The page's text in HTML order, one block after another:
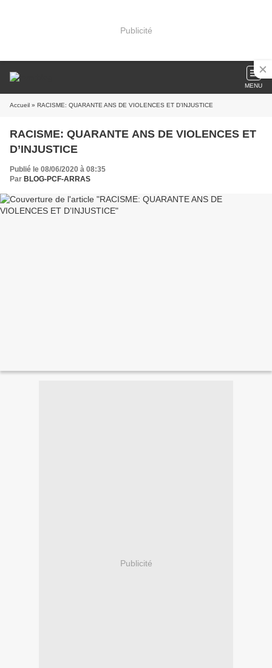
Publicité
MENU
Accueil » RACISME: QUARANTE ANS DE VIOLENCES ET D’INJUSTICE
RACISME: QUARANTE ANS DE VIOLENCES ET
D’INJUSTICE
Publié le 08/06/2020 à 08:35
Par BLOG-PCF-ARRAS
Publicité